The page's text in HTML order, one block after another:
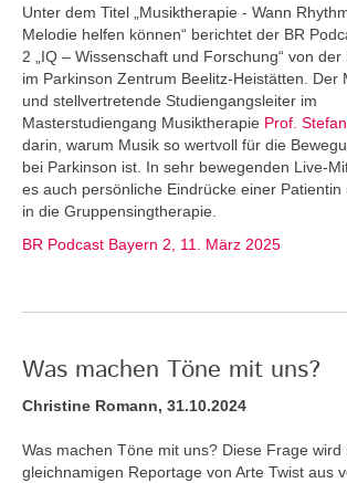
Unter dem Titel „Musiktherapie - Wann
Melodie helfen können“ berichtet der BR
2 „IQ – Wissenschaft und Forschung“ von
im Parkinson Zentrum Beelitz-Heistätten. Der
und stellvertretende Studiengangsleiter im
Masterstudiengang Musiktherapie Prof.
darin, warum Musik so wertvoll für die
bei Parkinson ist. In sehr bewegenden Live-
es auch persönliche Eindrücke einer Patientin
in die Gruppensingtherapie.
BR Podcast Bayern 2, 11. März 2025
Was machen Töne mit uns?
Christine Romann, 31.10.2024
Was machen Töne mit uns? Diese Frage wird
gleichnamigen Reportage von Arte Twist aus